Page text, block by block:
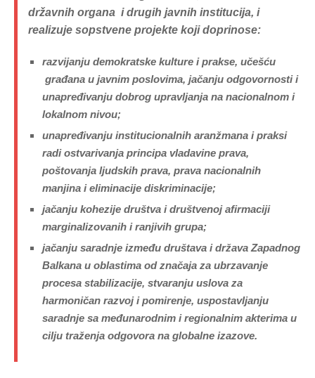
državnih organa i drugih javnih institucija, i
realizuje sopstvene projekte koji doprinose:
razvijanju demokratske kulture i prakse, učešću
građana u javnim poslovima, jačanju odgovornosti i
unapređivanju dobrog upravljanja na nacionalnom i
lokalnom nivou;
unapređivanju institucionalnih aranžmana i praksi
radi ostvarivanja principa vladavine prava,
poštovanja ljudskih prava, prava nacionalnih
manjina i eliminacije diskriminacije;
jačanju kohezije društva i društvenoj afirmaciji
marginalizovanih i ranjivih grupa;
jačanju saradnje između društava i država Zapadnog
Balkana u oblastima od značaja za ubrzavanje
procesa stabilizacije, stvaranju uslova za
harmoničan razvoj i pomirenje, uspostavljanju
saradnje sa međunarodnim i regionalnim akterima u
cilju traženja odgovora na globalne izazove.